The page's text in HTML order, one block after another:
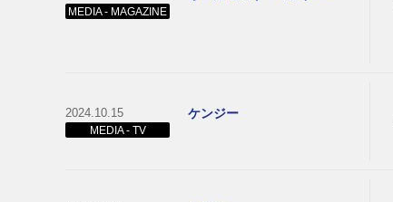
MEDIA - MAGAZINE
2024.10.15
MEDIA - TV
ケンジー